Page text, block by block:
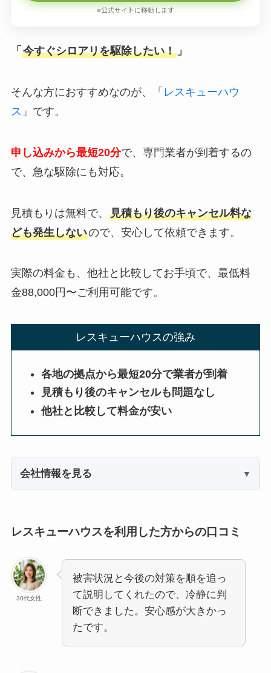
※公式サイトに移動します
「 今すぐシロアリを駆除したい！」
そんな方におすすめなのが、「 レスキューハウ
ス 」です。
申し込みから最短20分で、専門業者が到着するの
で、急な駆除にも対応。
見積もりは無料で、 見積もり後のキャンセル料な
ども発生しないので、安心して依頼できます。
実際の料金も、他社と比較してお手頃で、最低料
金88,000円〜ご利用可能です。
レスキューハウスの強み
各地の拠点から最短20分で業者が到着
見積もり後のキャンセルも問題なし
他社と比較して料金が安い
会社情報を見る
レスキューハウスを利用した方からの口コミ
30代女性
被害状況と今後の対策を順を追っ
て説明してくれたので、冷静に判
断できました。安心感が大きかっ
たです。